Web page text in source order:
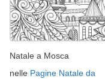
Natale a Mosca
nelle Pagine Natale da